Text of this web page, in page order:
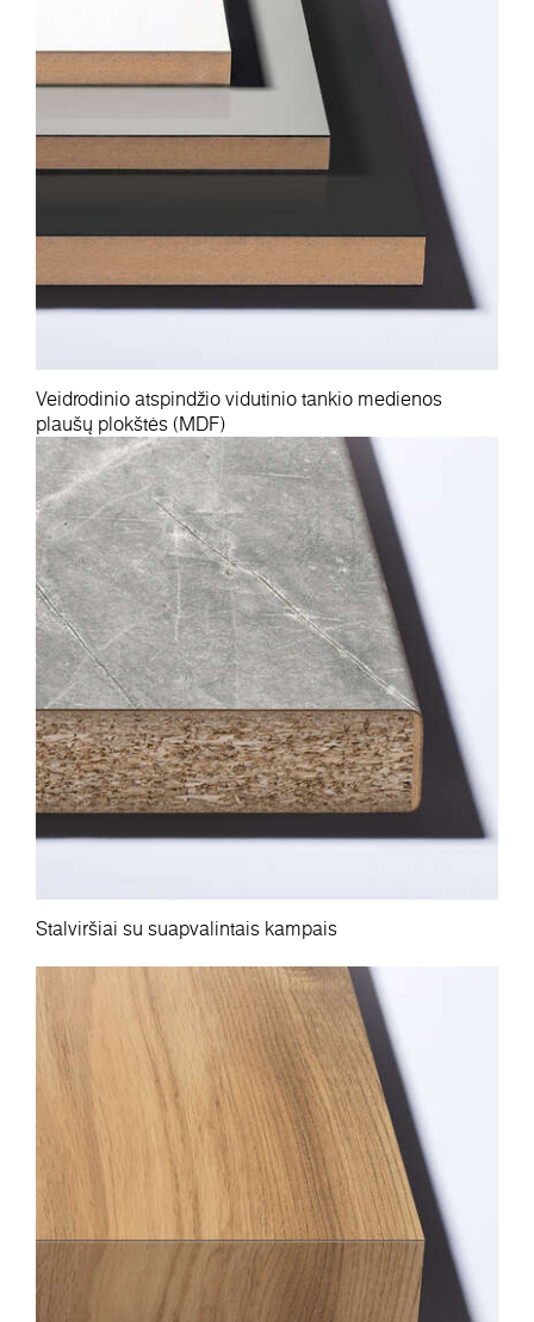
Veidrodinio atspindžio vidutinio tankio medienos
plaušų plokštės (MDF)
Stalviršiai su suapvalintais kampais